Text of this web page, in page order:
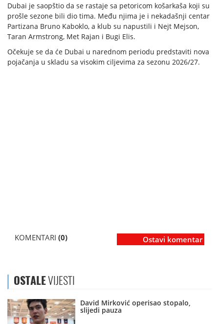
Dubai je saopštio da se rastaje sa petoricom košarkaša koji su
prošle sezone bili dio tima. Među njima je i nekadašnji centar
Partizana Bruno Kaboklo, a klub su napustili i Nejt Mejson,
Taran Armstrong, Met Rajan i Bugi Elis.
Očekuje se da će Dubai u narednom periodu predstaviti nova
pojačanja u skladu sa visokim ciljevima za sezonu 2026/27.
KOMENTARI (0) Ostavi komentar
OSTALEVIJESTI
David Mirković operisao stopalo,
slijedi pauza